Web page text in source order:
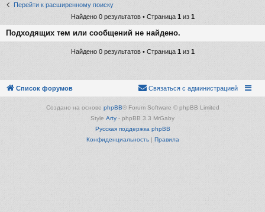
и
Перейти к расширенному поиску
Найдено 0 результатов • Страница 1 из 1
Подходящих тем или сообщений не найдено.
Найдено 0 результатов • Страница 1из 1
Список форумов Связаться с администрацией
Создано на основе phpBB® Forum Software © phpBB Limited
Style Arty - phpBB 3.3 MrGaby
Русская поддержка phpBB
Конфиденциальность| Правила